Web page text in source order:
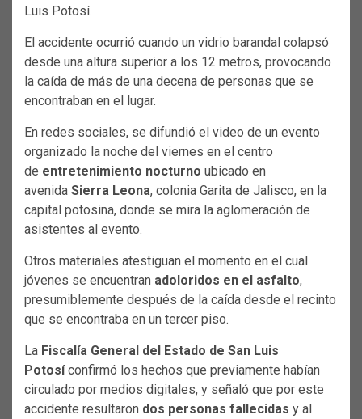
Luis Potosí.
El accidente ocurrió cuando un vidrio barandal colapsó
desde una altura superior a los 12 metros, provocando
la caída de más de una decena de personas que se
encontraban en el lugar.
En redes sociales, se difundió el video de un evento
organizado la noche del viernes en el centro
de entretenimiento nocturno ubicado en
avenida Sierra Leona, colonia Garita de Jalisco, en la
capital potosina, donde se mira la aglomeración de
asistentes al evento.
Otros materiales atestiguan el momento en el cual
jóvenes se encuentran adoloridos en el asfalto,
presumiblemente después de la caída desde el recinto
que se encontraba en un tercer piso.
La Fiscalía General del Estado de San Luis
Potosíconfirmó los hechos que previamente habían
circulado por medios digitales, y señaló que por este
accidente resultaron dos personas fallecidas y al